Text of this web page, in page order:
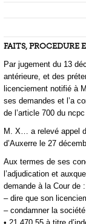
FAITS, PROCEDURE
Par jugement du 13
antérieure, et des
licenciement notifié à
ses demandes et l’a
de l’article 700 du
M. X… a relevé appel
d’Auxerre le 27
Aux termes de ses
l’adjudication et
demande à la Cour de :
– dire que son
– condamner la